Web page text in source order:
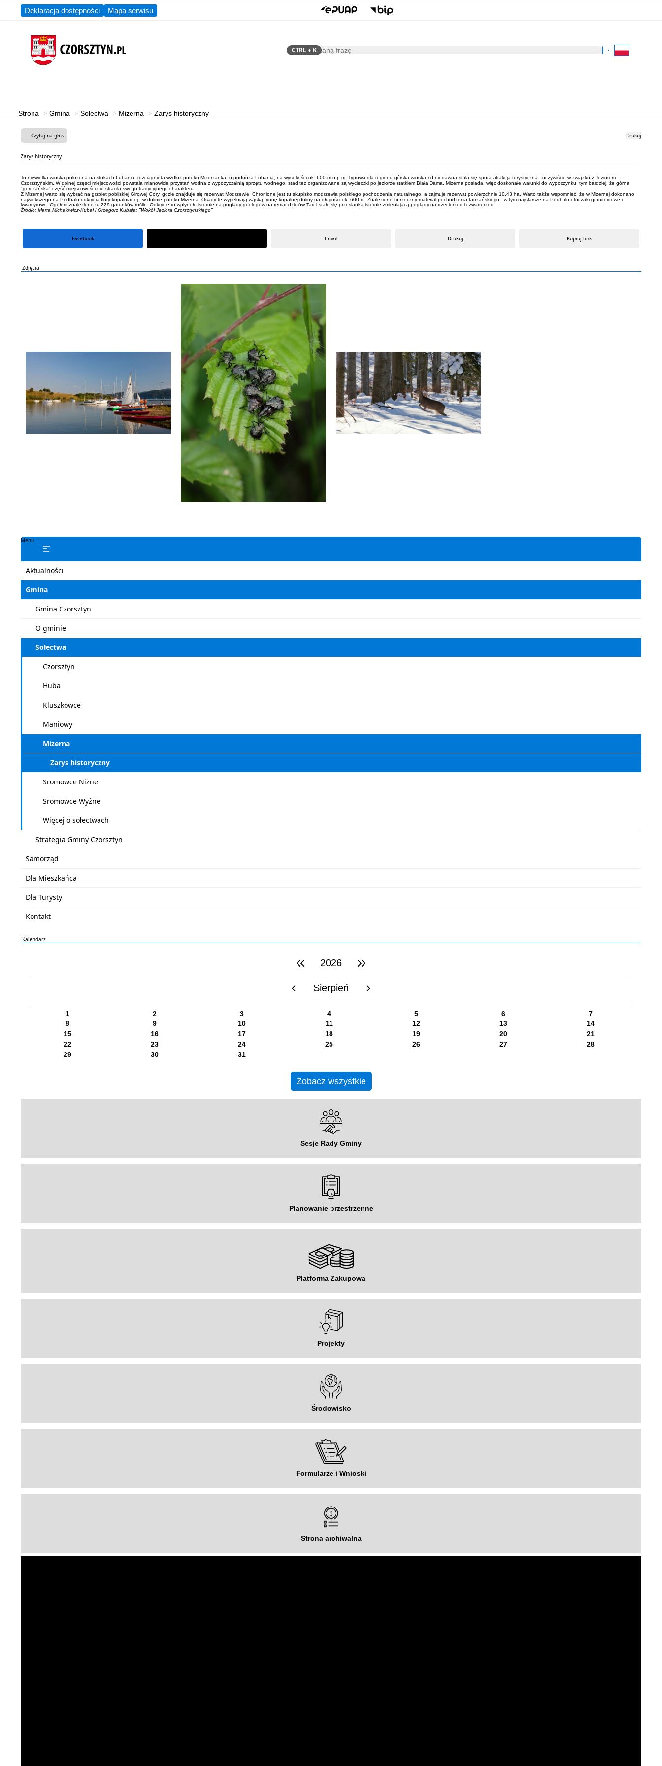
Deklaracja dostępności Mapa serwisu
Szukaj
CTRL+ K
Kliknij aby wyszukać za
Strona Gmina Sołectwa Mizerna Zarys historyczny
Czytaj na głos Drukuj
Zarys historyczny
To niewielka wioska położona na stokach Lubania, rozciągnięta wzdłuż potoku Mizerzanka, u podnóża Lubania, na wysokości ok. 600 m n.p.m. Typowa dla regionu górska wioska od niedawna stała się sporą atrakcją turystyczną - oczywiście w związku z Jeziorem
Czorsztyńskim. W dolnej części miejscowości powstała mianowicie przystań wodna z wypożyczalnią sprzętu wodnego, stad też organizowane są wycieczki po jeziorze statkiem Biała Dama. Mizerna posiada, więc doskonałe warunki do wypoczynku, tym bardziej, że górna
"gorczańska" część miejscowości nie straciła swego tradycyjnego charakteru.
Z Mizernej warto się wybrać na grzbiet pobliskiej Girowej Góry, gdzie znajduje się rezerwat Modrzewie. Chronione jest tu skupisko modrzewia polskiego pochodzenia naturalnego, a zajmuje rezerwat powierzchnię 10,43 ha. Warto także wspomnieć, że w Mizernej dokonano
największego na Podhalu odkrycia flory kopalnianej - w dolinie potoku Mizerna. Osady te wypełniają wąską rynnę kopalnej doliny na długości ok. 600 m. Znaleziono tu rzeczny materiał pochodzenia tatrzańskiego - w tym najstarsze na Podhalu otoczaki granitoidowe i
kwarcytowe. Ogółem znaleziono tu 229 gatunków roślin. Odkrycie to wpłynęło istotnie na poglądy geologów na temat dziejów Tatr i stało się przesłanką istotnie zmieniającą poglądy na trzeciorzęd i czwartorzęd.
Żródło: Marta Michałowicz-Kubal i Grzegorz Kubala: "Wokół Jeziora Czorsztyńskiego"
Facebook Email Drukuj Kopiuj link
Zdjęcia
Menu
Aktualności
Gmina
Gmina Czorsztyn
O gminie
Sołectwa
Czorsztyn
Huba
Kluszkowce
Maniowy
Mizerna
Zarys historyczny
Sromowce Niżne
Sromowce Wyżne
Więcej o sołectwach
Strategia Gminy Czorsztyn
Samorząd
Dla Mieszkańca
Dla Turysty
Kontakt
Kalendarz
poprzedni rok2026 następny rok
poprzedni miesiącSierpień następny miesiąc
1 2 3 4 5 6
7
8
9 10 11 12 13
14
15
16 17 18 19 20
21
22
23 24 25 26 27
28
29
30 31
Zobacz wszystkie
Sesje Rady Gminy
Planowanie przestrzenne
Platforma Zakupowa
Projekty
Środowisko
Formularze i Wnioski
Strona archiwalna